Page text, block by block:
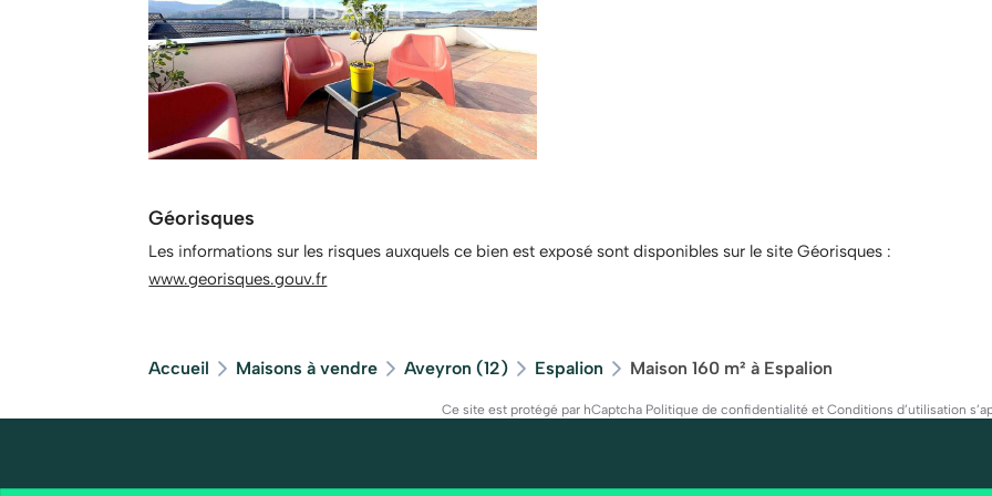
Géorisques
Les informations sur les risques auxquels ce bien est exposé sont disponibles sur le site Géorisques :
www.georisques.gouv.fr
Accueil Maisons à vendre Aveyron (12) Espalion Maison 160 m² à Espalion
Ce site est protégé par hCaptcha Politique de confidentialitéet Conditions d’utilisation